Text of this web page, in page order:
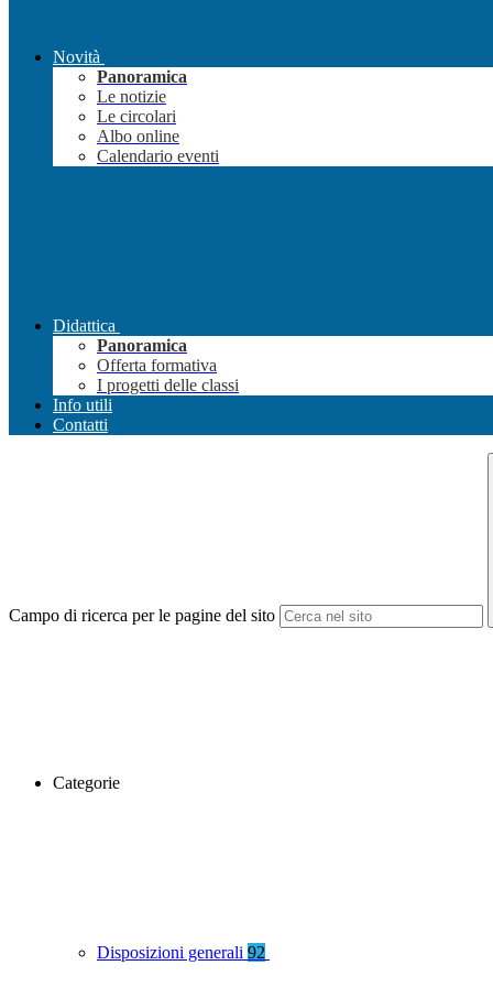
Novità
Panoramica
Le notizie
Le circolari
Albo online
Calendario eventi
Didattica
Panoramica
Offerta formativa
I progetti delle classi
Info utili
Contatti
Campo di ricerca per le pagine del sito
Categorie
Disposizioni generali 92